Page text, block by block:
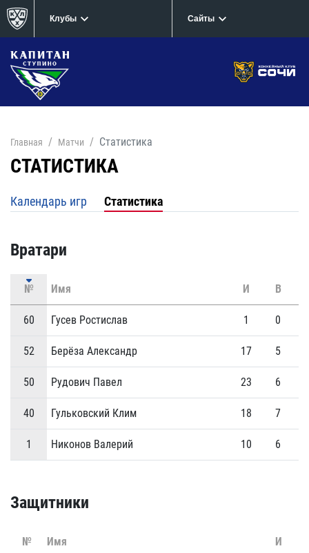
Клубы Сайты
Главная Матчи Статистика
СТАТИСТИКА
Календарь игр Статистика
Вратари
№ Имя И В
60 Гусев Ростислав 1 0
52 Берёза Александр 17 5
50 Рудович Павел 23 6
40 Гульковский Клим 18 7
1 Никонов Валерий 10 6
Защитники
№ Имя И